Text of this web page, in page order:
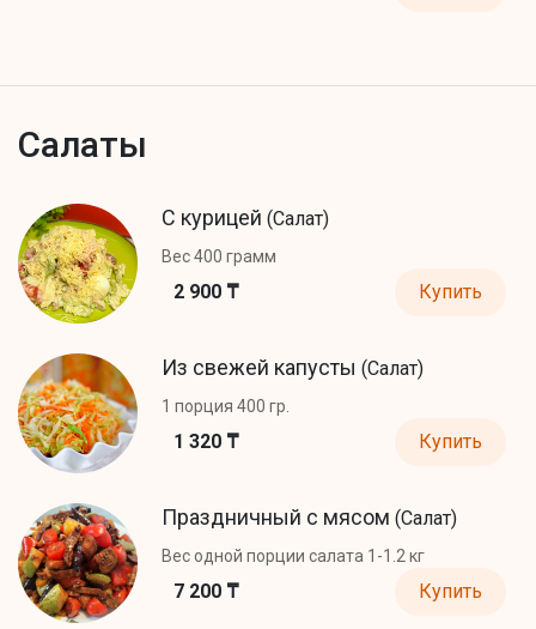
Салаты
С курицей (Салат)
Вес 400 грамм
2 900 ₸ Купить
Из свежей капусты (Салат)
1 порция 400 гр.
1 320 ₸ Купить
Праздничный с мясом (Салат)
Вес одной порции салата 1-1.2 кг
7 200 ₸ Купить